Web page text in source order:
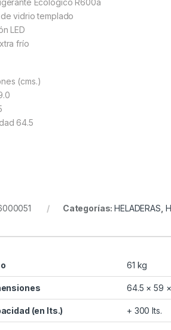
Ecológico R600a
vidrio templado
LED
frío
(cms.)
64.5
Categorías:HELADERAS,
61 kg
64.5 × 59
(en lts.) + 300 lts.